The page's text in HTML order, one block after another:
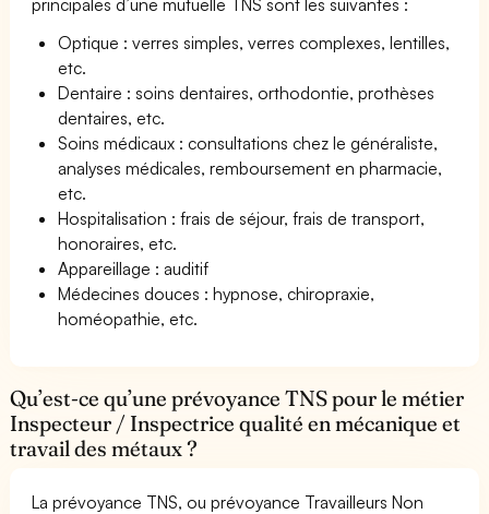
Optique : verres simples, verres complexes, lentilles,
etc.
Dentaire : soins dentaires, orthodontie, prothèses
dentaires, etc.
Soins médicaux : consultations chez le généraliste,
analyses médicales, remboursement en pharmacie,
etc.
Hospitalisation : frais de séjour, frais de transport,
honoraires, etc.
Appareillage : auditif
Médecines douces : hypnose, chiropraxie,
homéopathie, etc.
Qu’est-ce qu’une prévoyance TNS pour le métier
Inspecteur / Inspectrice qualité en mécanique et
travail des métaux ?
La prévoyance TNS, ou prévoyance Travailleurs Non